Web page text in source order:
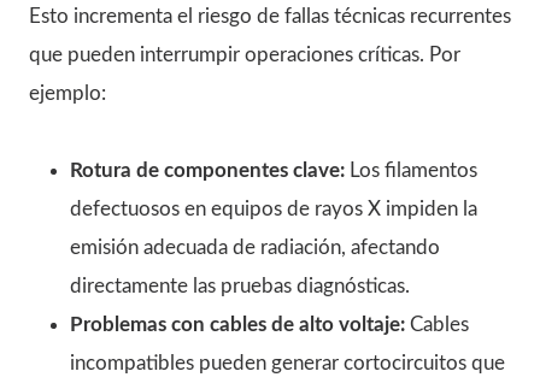
Esto incrementa el riesgo de fallas técnicas recurrentes
que pueden interrumpir operaciones críticas. Por
ejemplo:
Rotura de componentes clave: Los filamentos
defectuosos en equipos de rayos X impiden la
emisión adecuada de radiación, afectando
directamente las pruebas diagnósticas.
Problemas con cables de alto voltaje: Cables
incompatibles pueden generar cortocircuitos que